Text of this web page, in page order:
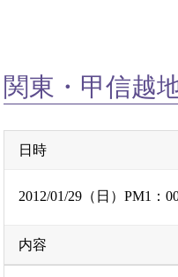
関東・甲信越
日時
2012/01/29（日）PM1：
内容